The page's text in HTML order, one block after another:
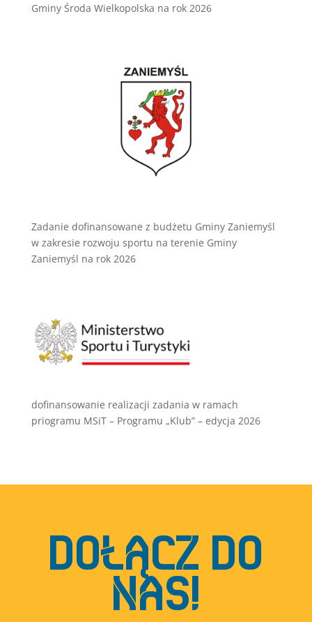
Gminy Środa Wielkopolska na rok 2026
Zadanie dofinansowane z budżetu Gminy Zaniemyśl
w zakresie rozwoju sportu na terenie Gminy
Zaniemyśl na rok 2026
dofinansowanie realizacji zadania w ramach
priogramu MSiT – Programu „Klub” – edycja 2026
DOŁĄCZ DO
NAS!